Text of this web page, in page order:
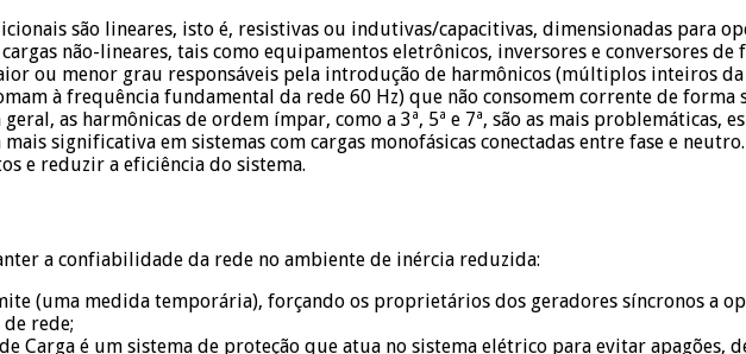
são lineares, isto é, resistivas ou indutivas/capacitivas, dimensionadas para
não-lineares, tais como equipamentos eletrônicos, inversores e conversores
ou menor grau responsáveis pela introdução de harmônicos (múltiplos inteiros
à frequência fundamental da rede 60 Hz) que não consomem corrente de
as harmônicas de ordem ímpar, como a 3ª, 5ª e 7ª, são as mais problemáticas,
significativa em sistemas com cargas monofásicas conectadas entre fase e
e reduzir a eficiência do sistema.
a confiabilidade da rede no ambiente de inércia reduzida:
(uma medida temporária), forçando os proprietários dos geradores síncronos a
rede;
Carga é um sistema de proteção que atua no sistema elétrico para evitar